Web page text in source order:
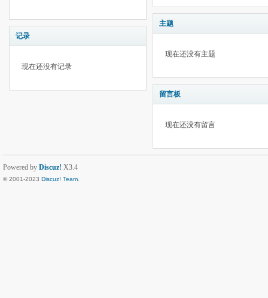
记录
现在还没有记录
主题
现在还没有主题
留言板
现在还没有留言
Powered by Discuz! X3.4
© 2001-2023 Discuz! Team